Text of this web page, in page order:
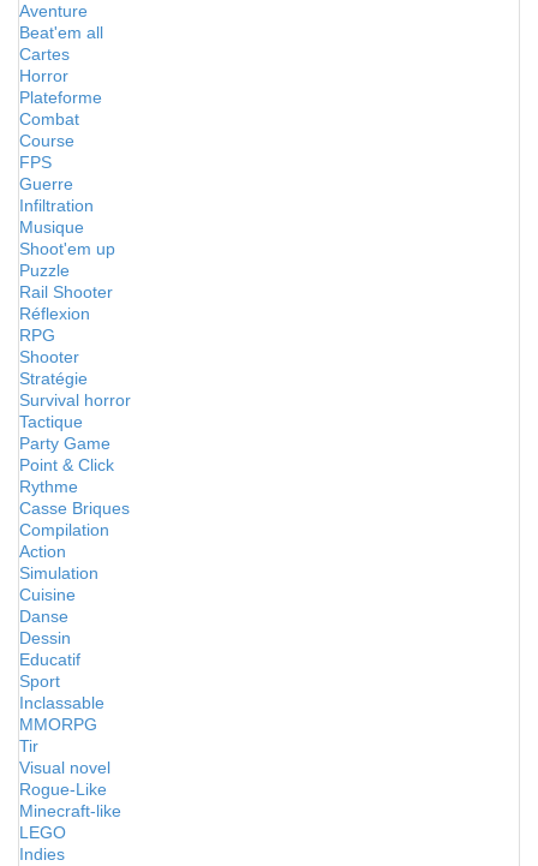
Aventure
Beat'em all
Cartes
Horror
Plateforme
Combat
Course
FPS
Guerre
Infiltration
Musique
Shoot'em up
Puzzle
Rail Shooter
Réflexion
RPG
Shooter
Stratégie
Survival horror
Tactique
Party Game
Point & Click
Rythme
Casse Briques
Compilation
Action
Simulation
Cuisine
Danse
Dessin
Educatif
Sport
Inclassable
MMORPG
Tir
Visual novel
Rogue-Like
Minecraft-like
LEGO
Indies